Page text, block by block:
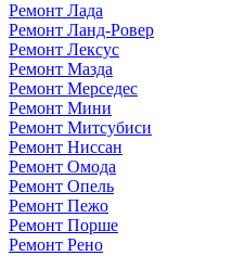
Ремонт Лада
Ремонт Ланд-Ровер
Ремонт Лексус
Ремонт Мазда
Ремонт Мерседес
Ремонт Мини
Ремонт Митсубиси
Ремонт Ниссан
Ремонт Омода
Ремонт Опель
Ремонт Пежо
Ремонт Порше
Ремонт Рено